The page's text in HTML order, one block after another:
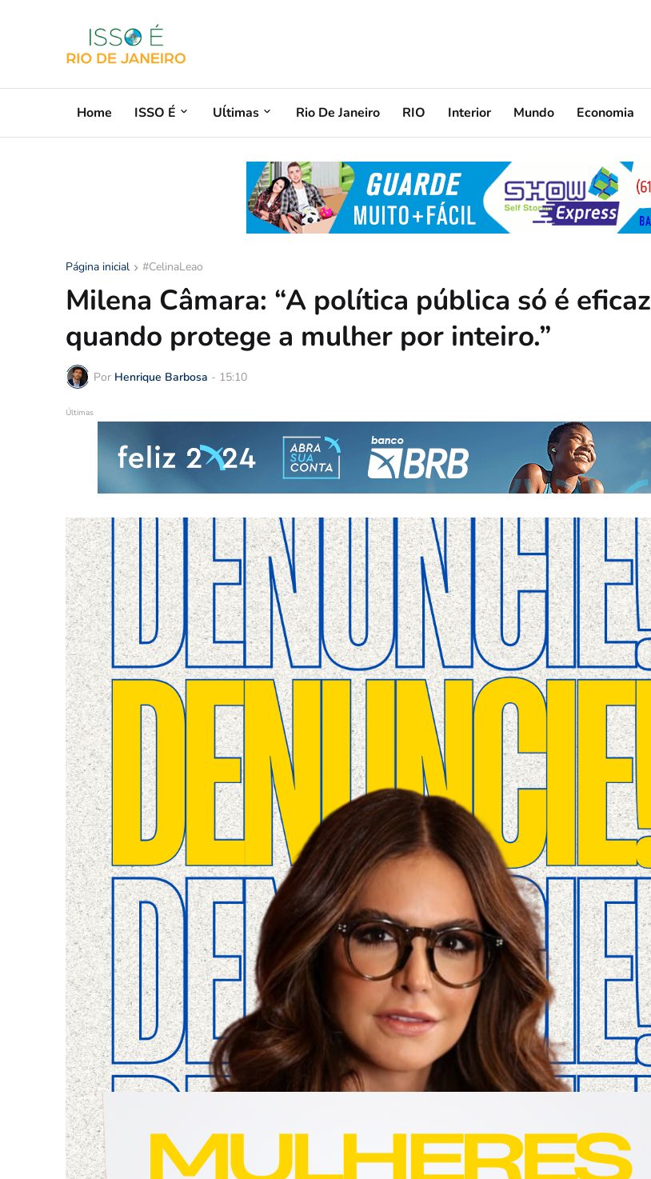
Home ISSO É Uĺtimas Rio De Janeiro RIO Interior Mundo Economia
Página inicial #CelinaLeao
Milena Câmara: “A política pública só é eficaz
quando protege a mulher por inteiro.”
Por Henrique Barbosa - 15:10
Últimas